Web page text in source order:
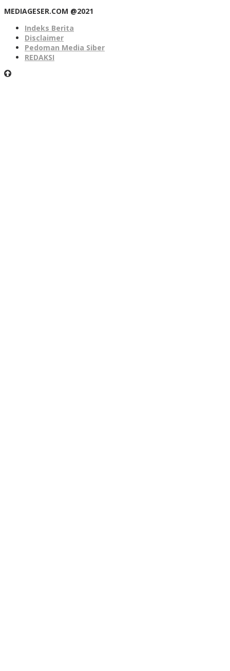
MEDIAGESER.COM @2021
Indeks Berita
Disclaimer
Pedoman Media Siber
REDAKSI